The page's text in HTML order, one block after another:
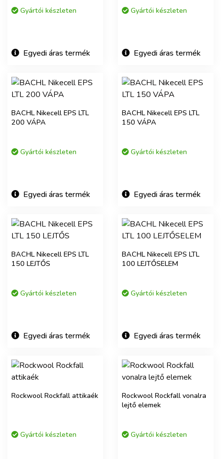
Gyártói készleten
Egyedi áras termék
Gyártói készleten
Egyedi áras termék
BACHL Nikecell EPS LTL
200 VÁPA
Gyártói készleten
Egyedi áras termék
BACHL Nikecell EPS LTL
150 VÁPA
Gyártói készleten
Egyedi áras termék
BACHL Nikecell EPS LTL
150 LEJTŐS
Gyártói készleten
Egyedi áras termék
BACHL Nikecell EPS LTL
100 LEJTŐSELEM
Gyártói készleten
Egyedi áras termék
Rockwool Rockfall attikaék
Gyártói készleten
Rockwool Rockfall vonalra
lejtő elemek
Gyártói készleten